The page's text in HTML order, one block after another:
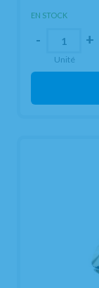
EN STOCK
- +
Unité